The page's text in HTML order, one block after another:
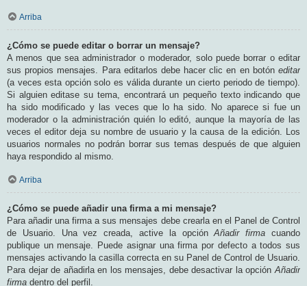
Arriba
¿Cómo se puede editar o borrar un mensaje?
A menos que sea administrador o moderador, solo puede borrar o editar
sus propios mensajes. Para editarlos debe hacer clic en en botón editar
(a veces esta opción solo es válida durante un cierto periodo de tiempo).
Si alguien editase su tema, encontrará un pequeño texto indicando que
ha sido modificado y las veces que lo ha sido. No aparece si fue un
moderador o la administración quién lo editó, aunque la mayoría de las
veces el editor deja su nombre de usuario y la causa de la edición. Los
usuarios normales no podrán borrar sus temas después de que alguien
haya respondido al mismo.
Arriba
¿Cómo se puede añadir una firma a mi mensaje?
Para añadir una firma a sus mensajes debe crearla en el Panel de Control
de Usuario. Una vez creada, active la opciónAñadir firma cuando
publique un mensaje. Puede asignar una firma por defecto a todos sus
mensajes activando la casilla correcta en su Panel de Control de Usuario.
Para dejar de añadirla en los mensajes, debe desactivar la opciónAñadir
firma dentro del perfil.